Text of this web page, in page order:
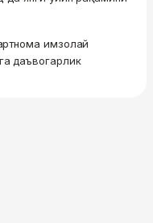
имзолай
даъвогарлик